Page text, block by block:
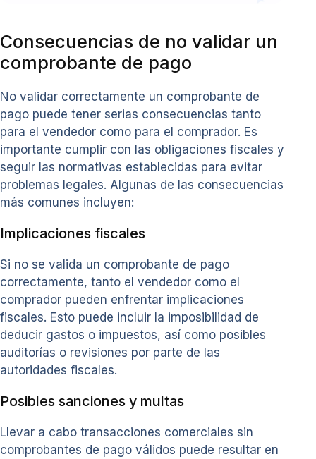
Consecuencias de no validar un
comprobante de pago
No validar correctamente un comprobante de
pago puede tener serias consecuencias tanto
para el vendedor como para el comprador. Es
importante cumplir con las obligaciones fiscales y
seguir las normativas establecidas para evitar
problemas legales. Algunas de las consecuencias
más comunes incluyen:
Implicaciones fiscales
Si no se valida un comprobante de pago
correctamente, tanto el vendedor como el
comprador pueden enfrentar implicaciones
fiscales. Esto puede incluir la imposibilidad de
deducir gastos o impuestos, así como posibles
auditorías o revisiones por parte de las
autoridades fiscales.
Posibles sanciones y multas
Llevar a cabo transacciones comerciales sin
comprobantes de pago válidos puede resultar en